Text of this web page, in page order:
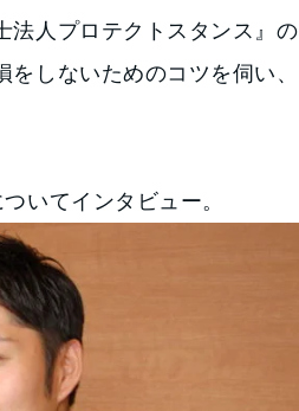
法人プロテクトスタンス』の
しないためのコツを伺い、
いてインタビュー。